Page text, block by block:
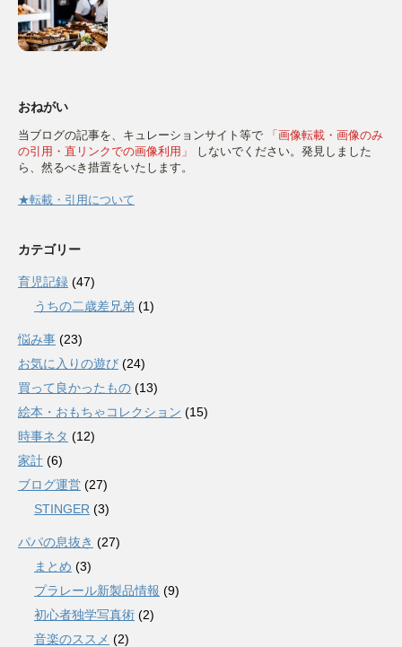
おねがい
当ブログの記事を、キュレーションサイト等で
「画像転載・画像のみ
の引用・直リンクでの画像利用」
しないでください。発見しました
ら、然るべき措置をいたします。
★転載・引用について
カテゴリー
育児記録 (47)
うちの二歳差兄弟 (1)
悩み事 (23)
お気に入りの遊び (24)
買って良かったもの (13)
絵本・おもちゃコレクション (15)
時事ネタ (12)
家計 (6)
ブログ運営 (27)
STINGER (3)
パパの息抜き (27)
まとめ (3)
プラレール新製品情報 (9)
初心者独学写真術 (2)
音楽のススメ (2)